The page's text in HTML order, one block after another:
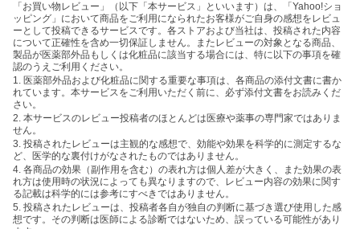
「お買い物レビュー」（以下「本サービス」といいます）は、「Yahoo!ショ
ッピング」において商品をご利用になられたお客様がご自身の感想をレビュ
ーとして投稿できるサービスです。各ストアおよび当社は、投稿された内容
について正確性を含め一切保証しません。またレビューの対象となる商品、
製品が医薬部外品もしくは化粧品に該当する場合には、特に以下の事項を確
認のうえご利用ください。
1. 医薬部外品および化粧品に関する重要な事項は、各商品の添付文書に書か
れています。本サービスをご利用いただく前に、必ず添付文書をお読みくだ
さい。
2. 本サービスのレビュー投稿者のほとんどは医療や薬事の専門家ではありま
せん。
3. 投稿されたレビューは主観的な感想で、効能や効果を科学的に測定するな
ど、医学的な裏付けがなされたものではありません。
4. 各商品の効果（副作用を含む）の表れ方は個人差が大きく、また効果の表
れ方は使用時の状況によっても異なりますので、レビュー内容の効果に関す
る記載は科学的には参考にすべきではありません。
5. 投稿されたレビューは、投稿者各自が独自の判断に基づき選び使用した感
想です。その判断は医師による診断ではないため、誤っている可能性があり